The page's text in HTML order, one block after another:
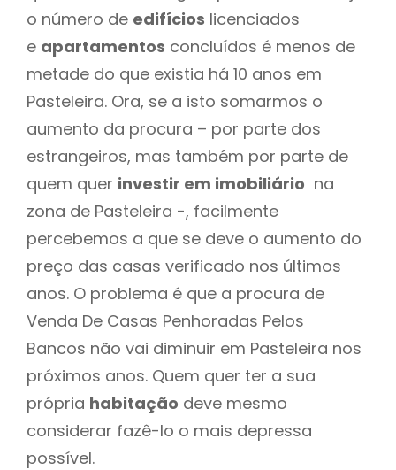
o número de edifícios licenciados
e apartamentos concluídos é menos de
metade do que existia há 10 anos em
Pasteleira. Ora, se a isto somarmos o
aumento da procura – por parte dos
estrangeiros, mas também por parte de
quem quer investir em imobiliário na
zona de Pasteleira -, facilmente
percebemos a que se deve o aumento do
preço das casas verificado nos últimos
anos. O problema é que a procura de
Venda De Casas Penhoradas Pelos
Bancos não vai diminuir em Pasteleira nos
próximos anos. Quem quer ter a sua
própria habitação deve mesmo
considerar fazê-lo o mais depressa
possível.